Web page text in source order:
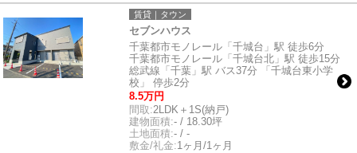
賃貸｜タウン
セブンハウス
千葉都市モノレール「千城台」駅 徒歩6分
千葉都市モノレール「千城台北」駅 徒歩15分
総武線「千葉」駅 バス37分 「千城台東小学
校」 停歩2分
8.5万円
間取:2LDK＋1S(納戸)
建物面積:- / 18.30坪
土地面積:- / -
敷金/礼金:1ヶ月/1ヶ月